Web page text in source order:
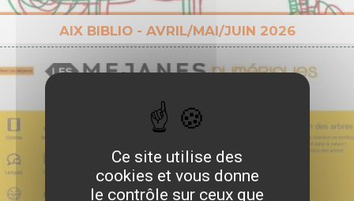
AIX BIBLIO - AVRIL/MAI/JUIN 2026
Ce site utilise des
cookies et vous donne
le contrôle sur ceux que